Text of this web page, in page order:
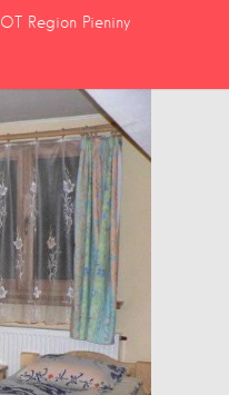
LOT Region Pieniny